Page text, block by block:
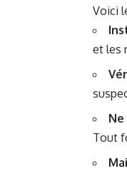
Voici
et les
Tout